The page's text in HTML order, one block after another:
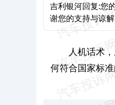
吉利银河回复:您
谢您的支持与谅
人机话术
何符合国家标准